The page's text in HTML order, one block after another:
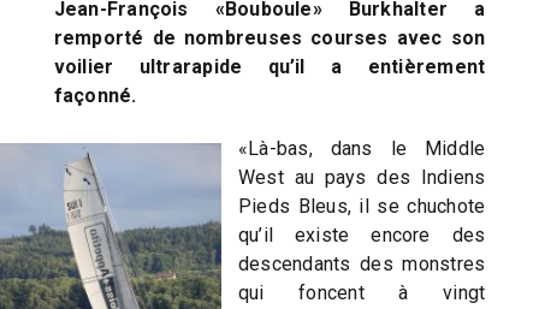
Jean-François «Bouboule» Burkhalter a
remporté de nombreuses courses avec son
voilier ultrarapide qu’il a entièrement
façonné.
«Là-bas, dans le Middle
West au pays des Indiens
Pieds Bleus, il se chuchote
qu’il existe encore des
descendants des monstres
qui foncent à vingt